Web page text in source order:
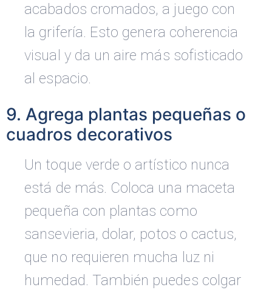
acabados cromados, a juego con
la grifería. Esto genera coherencia
visual y da un aire más sofisticado
al espacio.
9. Agrega plantas pequeñas o
cuadros decorativos
Un toque verde o artístico nunca
está de más. Coloca una maceta
pequeña con plantas como
sansevieria, dolar, potos o cactus,
que no requieren mucha luz ni
humedad. También puedes colgar